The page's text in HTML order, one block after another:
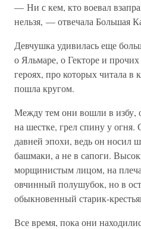
— Ни с кем, кто воевал
нельзя, — отвечала Большая
Девчушка удивилась еще
о Яльмаре, о Гекторе и
героях, про которых читала в
пошла кругом.
Между тем они вошли в избу,
на шестке, грел спину у огня.
давней эпохи, ведь он носил
башмаки, а не в сапоги.
морщинистым лицом, на
овчинный полушубок, но в
обыкновенный старик-
Все время, пока они